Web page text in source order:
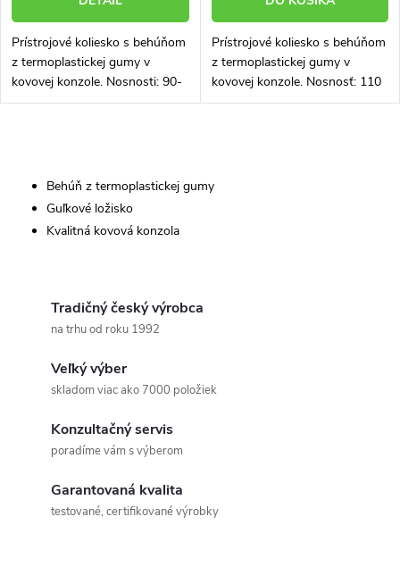
Prístrojové koliesko s behúňom
z termoplastickej gumy v
kovovej konzole. Nosnosti: 90-
110 kg Nižšie vyberte rozmer
Prístrojové koliesko s behúňom
z termoplastickej gumy v
kovovej konzole. Nosnosť: 110
kg Priemer: 125 mm
Behúň z termoplastickej gumy
Guľkové ložisko
Kvalitná kovová konzola
Tradičný český výrobca
na trhu od roku 1992
Veľký výber
skladom viac ako 7000 položiek
Konzultačný servis
poradíme vám s výberom
Garantovaná kvalita
testované, certifikované výrobky